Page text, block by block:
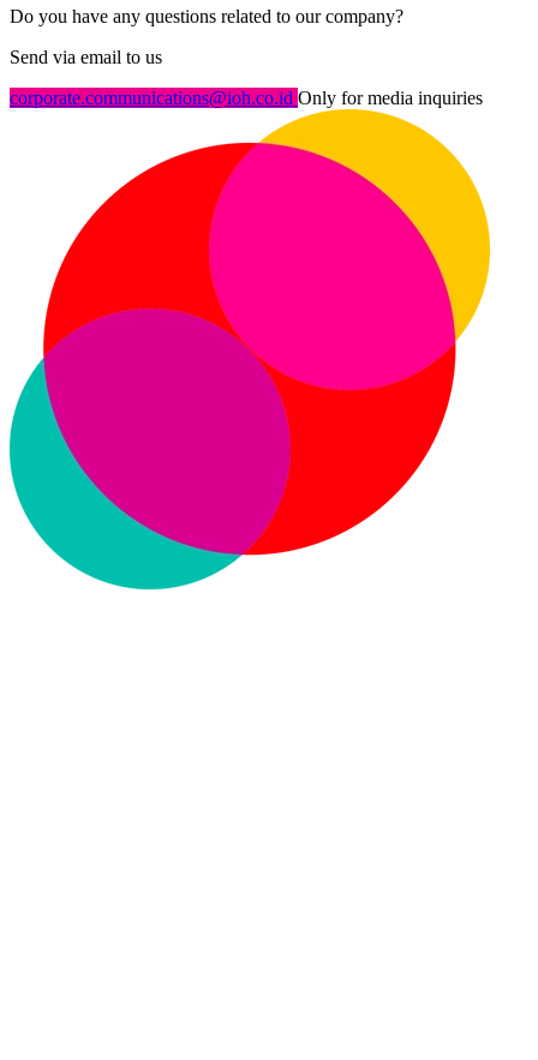
Do you have any questions related to our company?
Send via email to us
corporate.communications@ioh.co.id Only for media inquiries